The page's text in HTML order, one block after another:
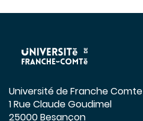
Université de Franche Comte
1 Rue Claude Goudimel
25000 Besançon